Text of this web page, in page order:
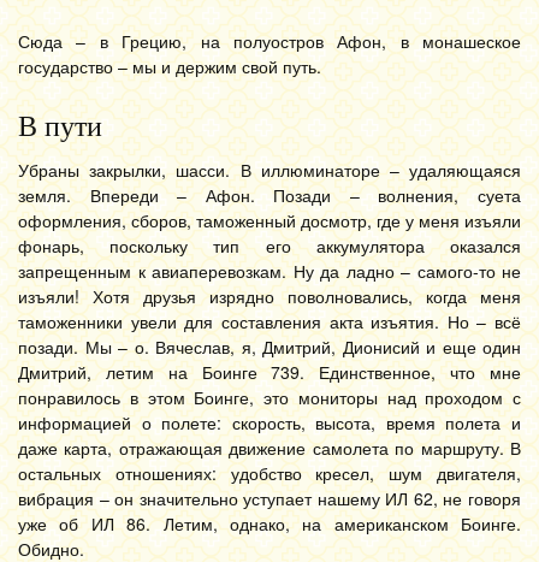
Сюда – в Грецию, на полуостров Афон, в монашеское
государство – мы и держим свой путь.
В пути
Убраны закрылки, шасси. В иллюминаторе – удаляющаяся
земля. Впереди – Афон. Позади – волнения, суета
оформления, сборов, таможенный досмотр, где у меня изъяли
фонарь, поскольку тип его аккумулятора оказался
запрещенным к авиаперевозкам. Ну да ладно – самого-то не
изъяли! Хотя друзья изрядно поволновались, когда меня
таможенники увели для составления акта изъятия. Но – всё
позади. Мы – о. Вячеслав, я, Дмитрий, Дионисий и еще один
Дмитрий, летим на Боинге 739. Единственное, что мне
понравилось в этом Боинге, это мониторы над проходом с
информацией о полете: скорость, высота, время полета и
даже карта, отражающая движение самолета по маршруту. В
остальных отношениях: удобство кресел, шум двигателя,
вибрация – он значительно уступает нашему ИЛ 62, не говоря
уже об ИЛ 86. Летим, однако, на американском Боинге.
Обидно.